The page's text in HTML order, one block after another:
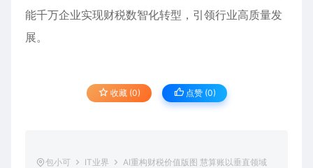
能千万企业实现财税数智化转型，引领行业高质量发
展。
收藏 (0) 点赞 (0)
包小可 IT业界
AI重构财税价值版图 慧算账以垂直领域